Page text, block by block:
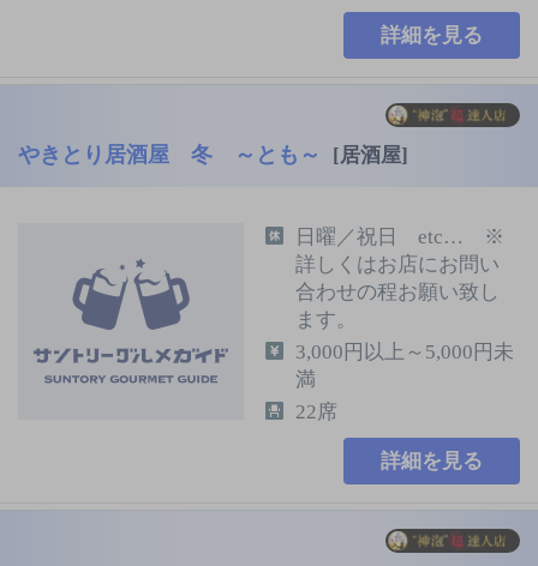
詳細を見る
やきとり居酒屋 冬 ～とも～ [居酒屋]
日曜／祝日 etc… ※
詳しくはお店にお問い
合わせの程お願い致し
ます。
3,000円以上～5,000円未
満
22席
詳細を見る